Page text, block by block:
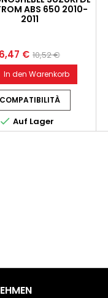
ABS 650 2010-
2011
6,47 € 10,52 €
In den Warenkorb
COMPATIBILITÀ
 Auf Lager